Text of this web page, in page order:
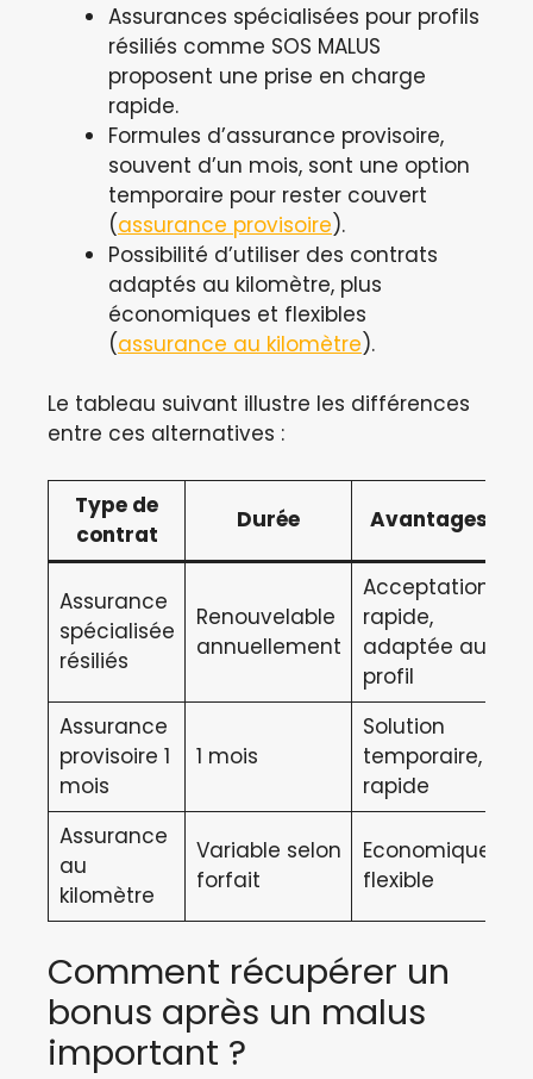
Assurances spécialisées pour profils
résiliés comme SOS MALUS
proposent une prise en charge
rapide.
Formules d’assurance provisoire,
souvent d’un mois, sont une option
temporaire pour rester couvert
(assurance provisoire).
Possibilité d’utiliser des contrats
adaptés au kilomètre, plus
économiques et flexibles
(assurance au kilomètre).
Le tableau suivant illustre les différences
entre ces alternatives :
Type de
contrat
Durée Avantages
Assurance
spécialisée
résiliés
Renouvelable
annuellement
Acceptation
rapide,
adaptée au
profil
Assurance
provisoire 1
mois
1 mois
Solution
temporaire,
rapide
Assurance
au
kilomètre
Variable selon
forfait
Economique,
flexible
Comment récupérer un
bonus après un malus
important ?